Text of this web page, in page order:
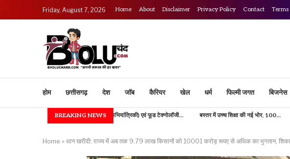
Friday, August 7, 2026 Home About Disclaimer Privacy Policy Contact
होम छत्तीसगढ़ देश जॉब कैरियर खेल धर्म फिल्मी जगत बिजनेस
BREAKING NEWS
IGKV में B.TECH (कृषि अभियांत्रिकी) एवं फूड टेक्नोलॉजी... बस्तर में उच्च शिक्षा की नई भोर, 100... राष्ट्रपति भवन में
Home » धान खरीदी: राज्य में अब तक 9.79 लाख किसानों को 10001 करोड़ रूपए से अधिक का भुगतान,